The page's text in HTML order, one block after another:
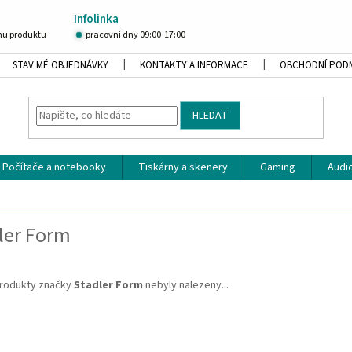
Infolinka
produktu pracovní dny 09:00-17:00
STAV MÉ OBJEDNÁVKY KONTAKTY A INFORMACE OBCHODNÍ
HLEDAT
Počítače a notebooky Tiskárny a skenery Gaming
Form
značky Stadler Form nebyly nalezeny...